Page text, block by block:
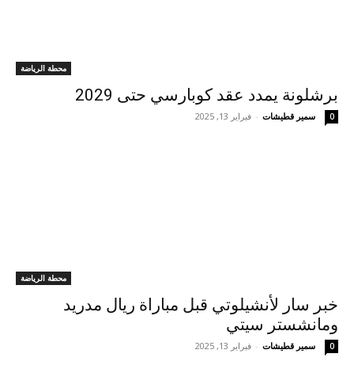
محطة الرياضة
برشلونة يمدد عقد كوبارسي حتى 2029
سمير قطيشات - فبراير 13, 2025 0
محطة الرياضة
خبر سار لأنشيلوتي قبل مباراة ريال مدريد
ومانشستر سيتي
سمير قطيشات - فبراير 13, 2025 0